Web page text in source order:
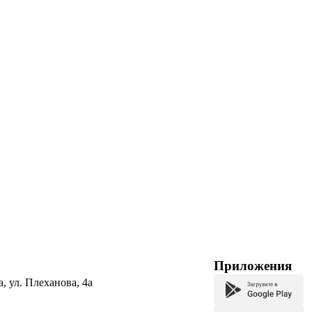
ул. Плеханова, 4а
Приложения